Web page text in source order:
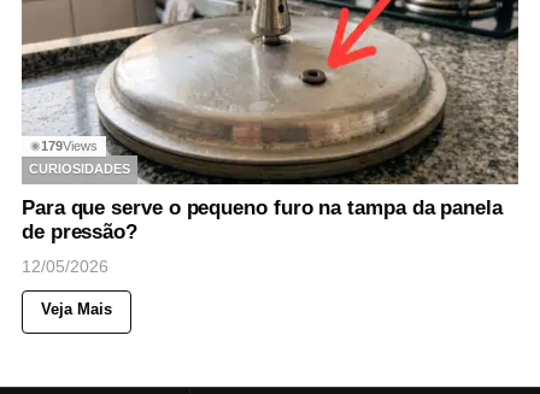
◉179Views
CURIOSIDADES
Para que serve o pequeno furo na tampa da panela
de pressão?
12/05/2026
Veja Mais